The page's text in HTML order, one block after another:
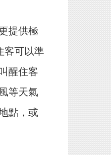
提供極
客可以準
醒住客
等天氣
點，或